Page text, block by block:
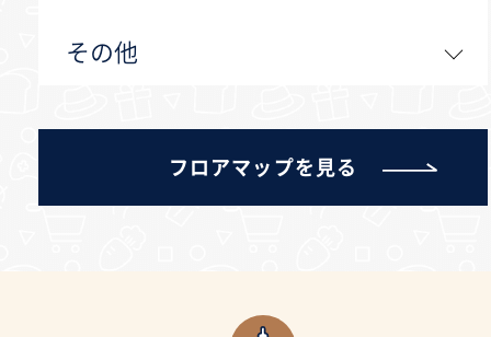
その他
フロアマップを見る